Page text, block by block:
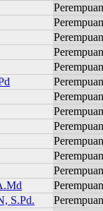
Perempuan
Perempuan
Perempuan
Perempuan
Perempuan
Perempuan
Perempuan
Perempuan
Perempuan
Perempuan
Perempuan
Perempuan
Perempuan
S.Pd.
Perempuan